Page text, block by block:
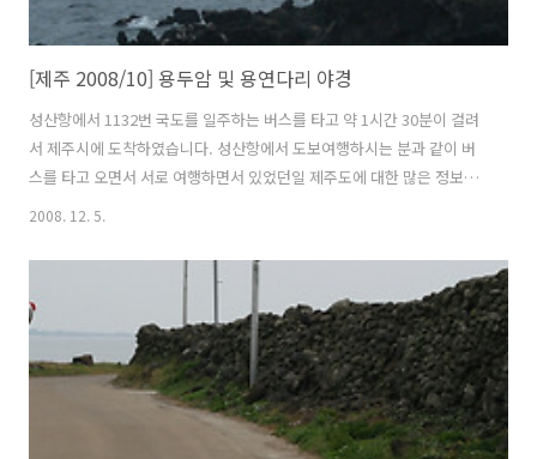
[제주 2008/10] 용두암 및 용연다리 야경
성산항에서 1132번 국도를 일주하는 버스를 타고 약 1시간 30분이 걸려
서 제주시에 도착하였습니다. 성산항에서 도보여행하시는 분과 같이 버
스를 타고 오면서 서로 여행하면서 있었던일 제주도에 대한 많은 정보들
을 주고 받았습니다. 그분은 일주일전에 오셔서 제주도의 많은 곳을 다녔
일더 제주도에 있을 예정이라고 합니다. 저도 여유있게 제주도에 왔다면
많은것들을 시간을 두고서 여행을 할 수 있었는데라는 아쉬움이 들기도
했습니다. 그러나 여행은 어느정도의 아쉬움을 안고 돌아가야 다음에 또
올수 있는 기회를 마련할 수 있는것 같다고 생각합니다. 한 번에 많은 것
을 얻어갈순 없으니까 말입니다. 그 분과 제주시에서 헤어지고 저는 용두
2008. 12. 5.